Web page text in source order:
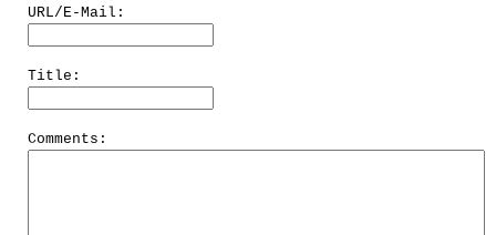
URL/E-Mail:
Title:
Comments: